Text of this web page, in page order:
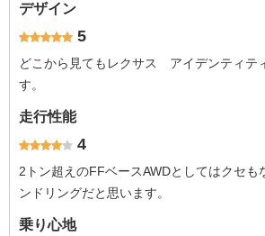
デザイン
5
どこから見てもレクサス アイデンティテ
す。
走行性能
4
2トン超えのFFベースAWDとしてはクセも
ンドリングだと思います。
乗り心地